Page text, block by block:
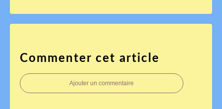
Commenter cet article
Ajouter un commentaire